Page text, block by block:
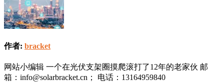
作者: bracket
网站小编辑 一个在光伏支架圈摸爬滚打了12年的老家伙 邮
箱：info@solarbracket.cn； 电话：13164959840